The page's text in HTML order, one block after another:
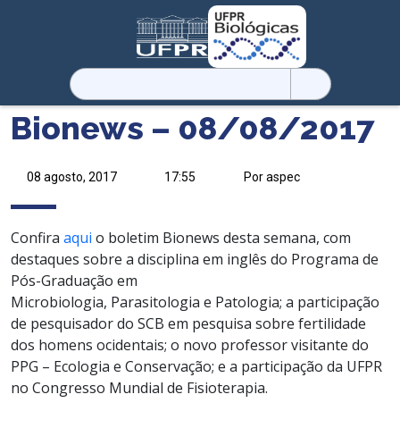
Pesquisar
por:
Bionews – 08/08/2017
08 agosto, 2017 17:55 Por aspec
Confira aqui o boletim Bionews desta semana, com
destaques sobre a disciplina em inglês do Programa de
Pós-Graduação em
Microbiologia, Parasitologia e Patologia; a participação
de pesquisador do SCB em pesquisa sobre fertilidade
dos homens ocidentais; o novo professor visitante do
PPG – Ecologia e Conservação; e a participação da UFPR
no Congresso Mundial de Fisioterapia.